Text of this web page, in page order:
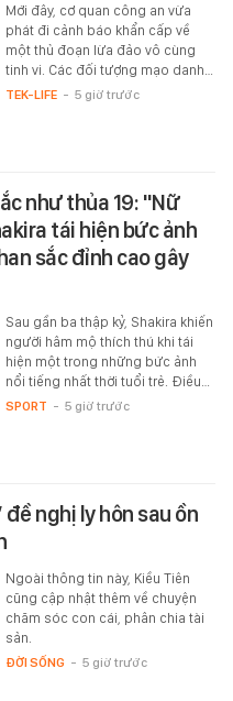
Mới đây, cơ quan công an vừa
phát đi cảnh báo khẩn cấp về
một thủ đoạn lừa đảo vô cùng
tinh vi. Các đối tượng mạo danh…
TEK-LIFE - 5 giờ trước
như thủa 19: "Nữ
tái hiện bức ảnh
sắc đỉnh cao gây
Sau gần ba thập kỷ, Shakira khiến
người hâm mộ thích thú khi tái
hiện một trong những bức ảnh
nổi tiếng nhất thời tuổi trẻ. Điều…
SPORT - 5 giờ trước
đề nghị ly hôn sau ồn
Ngoài thông tin này, Kiều Tiên
cũng cập nhật thêm về chuyện
chăm sóc con cái, phân chia tài
sản.
ĐỜI SỐNG - 5 giờ trước